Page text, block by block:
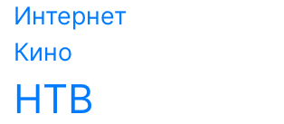
Интернет
Кино
НТВ